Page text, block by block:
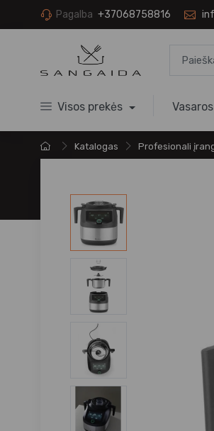
Pagalba +37068758816
Visos prekės
Katalogas Profesionali